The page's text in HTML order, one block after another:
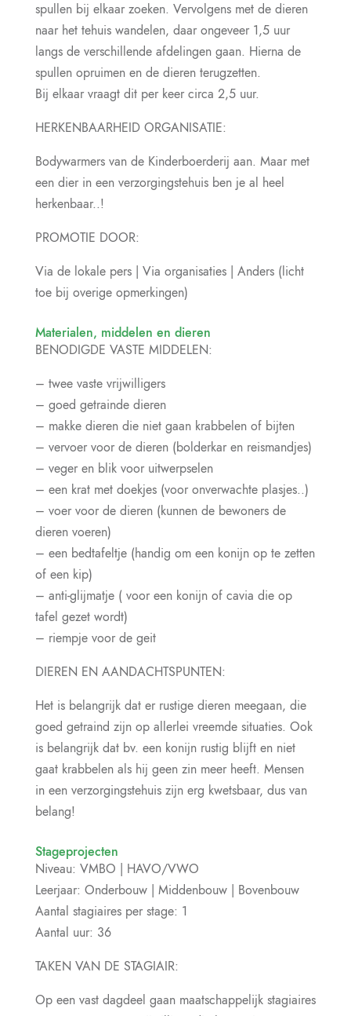
spullen bij elkaar zoeken. Vervolgens met de dieren
naar het tehuis wandelen, daar ongeveer 1,5 uur
langs de verschillende afdelingen gaan. Hierna de
spullen opruimen en de dieren terugzetten.
Bij elkaar vraagt dit per keer circa 2,5 uur.
HERKENBAARHEID ORGANISATIE:
Bodywarmers van de Kinderboerderij aan. Maar met
een dier in een verzorgingstehuis ben je al heel
herkenbaar..!
PROMOTIE DOOR:
Via de lokale pers | Via organisaties | Anders (licht
toe bij overige opmerkingen)
Materialen, middelen en dieren
BENODIGDE VASTE MIDDELEN:
– twee vaste vrijwilligers
– goed getrainde dieren
– makke dieren die niet gaan krabbelen of bijten
– vervoer voor de dieren (bolderkar en reismandjes)
– veger en blik voor uitwerpselen
– een krat met doekjes (voor onverwachte plasjes..)
– voer voor de dieren (kunnen de bewoners de
dieren voeren)
– een bedtafeltje (handig om een konijn op te zetten
of een kip)
– anti-glijmatje ( voor een konijn of cavia die op
tafel gezet wordt)
– riempje voor de geit
DIEREN EN AANDACHTSPUNTEN:
Het is belangrijk dat er rustige dieren meegaan, die
goed getraind zijn op allerlei vreemde situaties. Ook
is belangrijk dat bv. een konijn rustig blijft en niet
gaat krabbelen als hij geen zin meer heeft. Mensen
in een verzorgingstehuis zijn erg kwetsbaar, dus van
belang!
Stageprojecten
Niveau: VMBO | HAVO/VWO
Leerjaar: Onderbouw | Middenbouw | Bovenbouw
Aantal stagiaires per stage: 1
Aantal uur: 36
TAKEN VAN DE STAGIAIR:
Op een vast dagdeel gaan maatschappelijk stagiaires